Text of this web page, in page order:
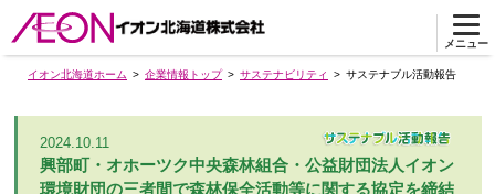
メニュー
イオン北海道ホーム 企業情報トップ サステナビリティ サステナブル活動報告
2024.10.11
興部町・オホーツク中央森林組合・公益財団法人イオン
環境財団の三者間で森林保全活動等に関する協定を締結